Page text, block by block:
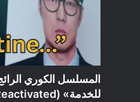
المسلسل الكوري